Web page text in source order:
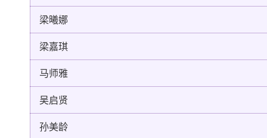
梁曦娜
梁嘉琪
马师雅
吴启贤
孙美龄